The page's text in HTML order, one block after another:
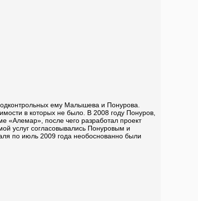
ему Малышева и Понурова.
в которых не было. В 2008 году Понуров,
«Алемар», после чего разработал проект
услуг согласовывались Понуровым и
по июль 2009 года необоснованно были